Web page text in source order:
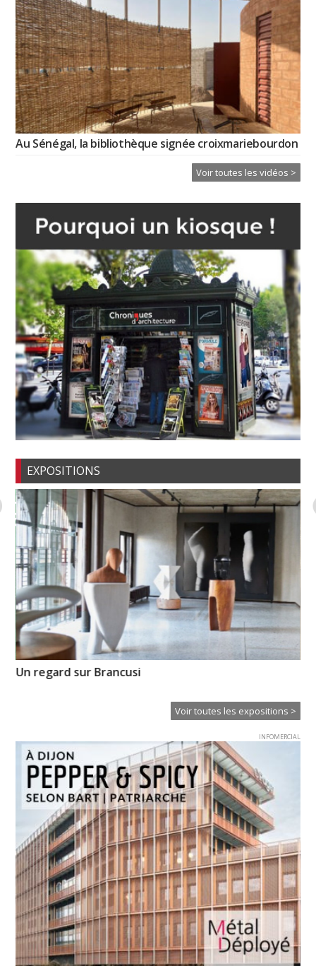
Au Sénégal, la bibliothèque signée croixmariebourdon
Voir toutes les vidéos >
EXPOSITIONS
Un regard sur Brancusi
Voir toutes les expositions >
INFOMERCIAL